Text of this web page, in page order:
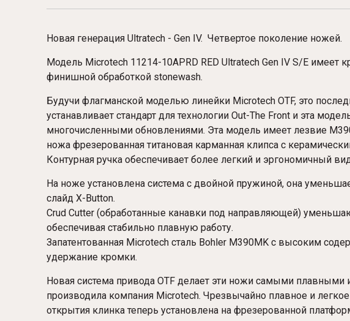
Новая генерация Ultratech - Gen IV. Четвертое поколение ножей.
Модель Microtech 11214-10APRD RED Ultratech Gen IV S/E имеет
финишной обработкой stonewash.
Будучи флагманской моделью линейки Microtech OTF, это
устанавливает стандарт для технологии Out-The Front и эта
многочисленными обновлениями. Эта модель имеет лезвие
ножа фрезерованная титановая карманная клипса с
Контурная ручка обеспечивает более легкий и эргономичный
На ноже установлена система с двойной пружиной, она
слайд X-Button.
Crud Cutter (обработанные канавки под направляющей)
обеспечивая стабильно плавную работу.
Запатентованная Microtech сталь Bohler M390MK с высоким
удержание кромки.
Новая система привода OTF делает эти ножи самыми плавными
производила компания Microtech. Чрезвычайно плавное и
открытия клинка теперь установлена на фрезерованной